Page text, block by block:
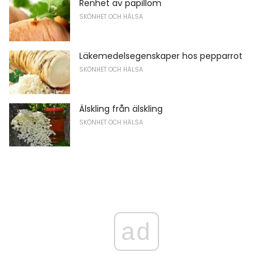
Renhet av papillom
SKÖNHET OCH HÄLSA
Läkemedelsegenskaper hos pepparrot
SKÖNHET OCH HÄLSA
Älskling från älskling
SKÖNHET OCH HÄLSA
ad